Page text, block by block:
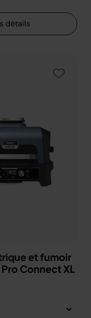
détails
et fumoir
Connect XL